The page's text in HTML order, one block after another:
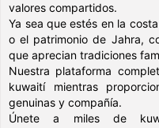
valores compartidos.
Ya sea que estés en la
o el patrimonio de Jahra,
que aprecian tradiciones
Nuestra plataforma
kuwaití mientras
genuinas y compañía.
Únete a miles de